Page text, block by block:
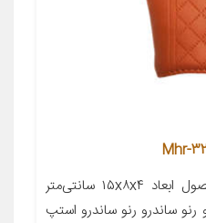
معرفی محصول جزئیات محصول ابعاد ۱۵x۸x۴ سانتی‌متر
ساندرو رنو ساندرو استپ